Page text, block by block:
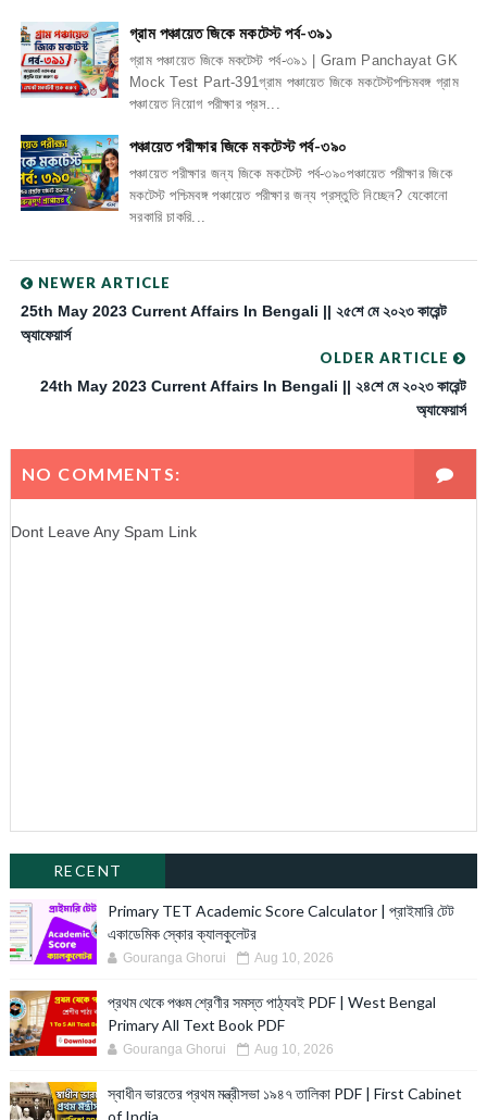
গ্রাম পঞ্চায়েত জিকে মকটেস্ট পর্ব-৩৯১
গ্রাম পঞ্চায়েত জিকে মকটেস্ট পর্ব-৩৯১ | Gram Panchayat GK
Mock Test Part-391গ্রাম পঞ্চায়েত জিকে মকটেস্টপশ্চিমবঙ্গ গ্রাম
পঞ্চায়েত নিয়োগ পরীক্ষার প্রস...
পঞ্চায়েত পরীক্ষার জিকে মকটেস্ট পর্ব-৩৯০
পঞ্চায়েত পরীক্ষার জন্য জিকে মকটেস্ট পর্ব-৩৯০পঞ্চায়েত পরীক্ষার জিকে
মকটেস্ট পশ্চিমবঙ্গ পঞ্চায়েত পরীক্ষার জন্য প্রস্তুতি নিচ্ছেন? যেকোনো
সরকারি চাকরি...
NEWER ARTICLE
25th May 2023 Current Affairs In Bengali || ২৫শে মে ২০২৩ কারেন্ট
অ্যাফেয়ার্স
OLDER ARTICLE
24th May 2023 Current Affairs In Bengali || ২৪শে মে ২০২৩ কারেন্ট
অ্যাফেয়ার্স
NO COMMENTS:
Dont Leave Any Spam Link
RECENT
Primary TET Academic Score Calculator | প্রাইমারি টেট
একাডেমিক স্কোর ক্যালকুলেটর
Gouranga Ghorui Aug 10, 2026
প্রথম থেকে পঞ্চম শ্রেণীর সমস্ত পাঠ্যবই PDF | West Bengal
Primary All Text Book PDF
Gouranga Ghorui Aug 10, 2026
স্বাধীন ভারতের প্রথম মন্ত্রীসভা ১৯৪৭ তালিকা PDF | First Cabinet
of India